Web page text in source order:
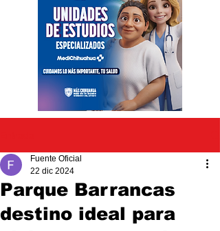
Parque Barrancas
destino ideal para
Fuente Oficial
22 dic 2024